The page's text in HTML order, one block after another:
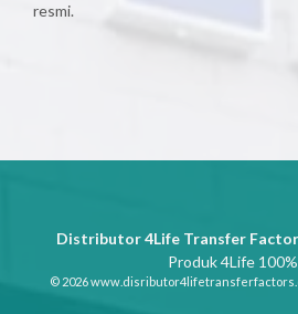
resmi.
Distributor 4Life Transfer
Produk 4Life
© 2026